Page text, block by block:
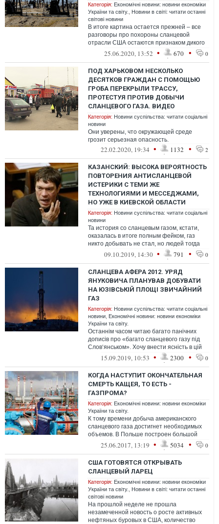
Категорія: Економічні новини: новини економіки
України та світу.
Новини в світі: читати останні
світові новини
В итоге картина остается прежней – все
разговоры про похороны сланцевой
отрасли США остаются признаком дикого
непрофессионализма тех, кто их пытается
25.06.2020, 13:52 • 670 • 0
ПОД ХАРЬКОВОМ НЕСКОЛЬКО
ДЕСЯТКОВ ГРАЖДАН С ПОМОЩЬЮ
ГРОБА ПЕРЕКРЫЛИ ТРАССУ,
ПРОТЕСТУЯ ПРОТИВ ДОБЫЧИ
СЛАНЦЕВОГО ГАЗА. ВИДЕО
Категорія: Новини суспільства: читати соціальні
новини
Они уверены, что окружающей среде
грозит серьезная опасность.
22.02.2020, 19:34 • 1132 • 2
КАЗАНСКИЙ: ВЫСОКА ВЕРОЯТНОСТЬ
ПОВТОРЕНИЯ АНТИСЛАНЦЕВОЙ
ИСТЕРИКИ С ТЕМИ ЖЕ
ТЕХНОЛОГИЯМИ И МЕССЕДЖАМИ,
НО УЖЕ В КИЕВСКОЙ ОБЛАСТИ
Категорія: Новини суспільства: читати соціальні
новини
Та история со сланцевым газом, кстати,
оказалась в итоге полным фейком, газ
никто добывать не стал, но людей тогда
здорово накрутили перед 2014 годом.
09.10.2019, 14:30 • 791 • 0
СЛАНЦЕВА АФЕРА 2012. УРЯД
ЯНУКОВИЧА ПЛАНУВАВ ДОБУВАТИ
НА ЮЗІВСЬКІЙ ПЛОЩІ ЗВИЧАЙНИЙ
ГАЗ
Категорія: Новини суспільства: читати соціальні
новини Економічні новини: новини економіки
України та світу.
Останнім часом читаю багато панічних
дописів про «багато сланцевого газу під
Слов‘янськом». Хочу внести ясність в цій
історії доступною мовою.
15.09.2019, 10:53 • 2300 • 0
КОГДА НАСТУПИТ ОКОНЧАТЕЛЬНАЯ
СМЕРТЬ КАЩЕЯ, ТО ЕСТЬ -
ГАЗПРОМА?
Категорія: Економічні новини: новини економіки
України та світу.
К тому времени добыча американского
сланцевого газа достигнет необходимых
объемов. В Польше построен большой
терминал по приему американского газа -
25.06.2017, 13:19 • 5034 • 0
США ГОТОВЯТСЯ ОТКРЫВАТЬ
СЛАНЦЕВЫЙ ЛАРЕЦ
Категорія: Економічні новини: новини економіки
України та світу.
Новини в світі: читати останні
світові новини
На прошлой неделе не прошла
незамеченной новость о росте активных
нефтяных буровых в США, количество